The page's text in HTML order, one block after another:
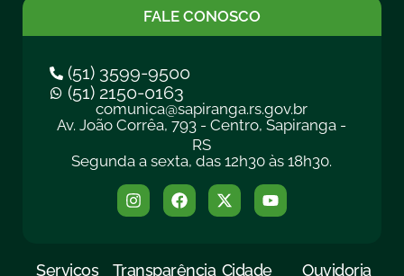
FALE CONOSCO
(51) 3599-9500
(51) 2150-0163
comunica@sapiranga.rs.gov.br
Av. João Corrêa, 793 - Centro, Sapiranga -
RS
Segunda a sexta, das 12h30 às 18h30.
Serviços Transparência Cidade Ouvidoria